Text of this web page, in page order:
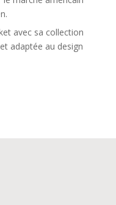
avec sa collection
adaptée au design